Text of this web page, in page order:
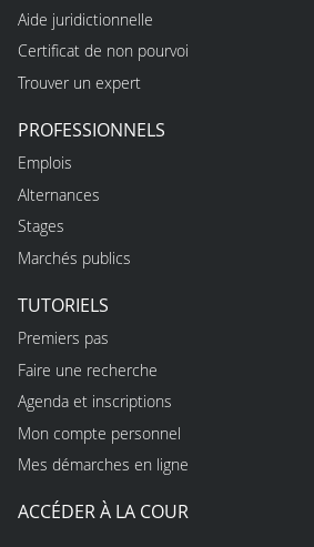
Aide juridictionnelle
Certificat de non pourvoi
Trouver un expert
PROFESSIONNELS
Emplois
Alternances
Stages
Marchés publics
TUTORIELS
Premiers pas
Faire une recherche
Agenda et inscriptions
Mon compte personnel
Mes démarches en ligne
ACCÉDER À LA COUR